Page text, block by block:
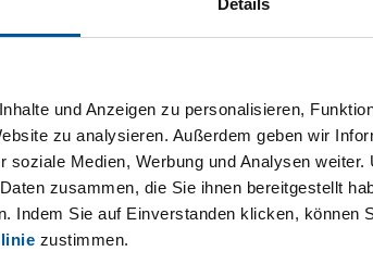
Details
und Anzeigen zu personalisieren,
zu analysieren. Außerdem geben wir
soziale Medien, Werbung und Analysen
zusammen, die Sie ihnen bereitgestellt
Indem Sie auf Einverstanden klicken, können
zustimmen.
Arbeitnehmer, Beamte, Auszubildende,
(StBerG). Auch bei Einkünften
der geeignete Dienstleister für Sie.
Tätigkeit und umsatzsteuerpflichtigen